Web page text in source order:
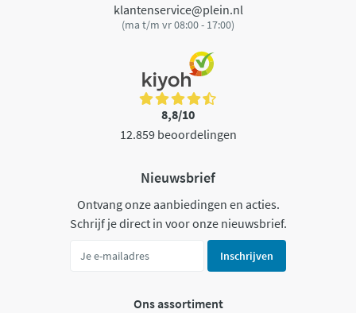
klantenservice@plein.nl
(ma t/m vr 08:00 - 17:00)
8,8/10
12.859 beoordelingen
Nieuwsbrief
Ontvang onze aanbiedingen en acties.
Schrijf je direct in voor onze nieuwsbrief.
Inschrijven
Ons assortiment